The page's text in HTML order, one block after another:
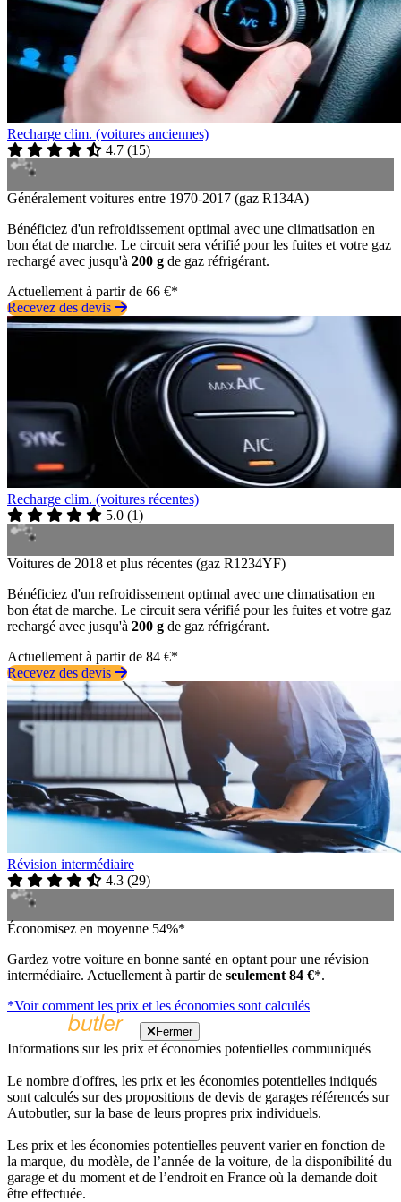
Recharge clim. (voitures anciennes)
4.7 (15)
Généralement voitures entre 1970-2017 (gaz R134A)
Bénéficiez d'un refroidissement optimal avec une climatisation en
bon état de marche. Le circuit sera vérifié pour les fuites et votre gaz
rechargé avec jusqu'à 200 g de gaz réfrigérant.
Actuellement à partir de 66 €*
Recevez des devis
Recharge clim. (voitures récentes)
5.0 (1)
Voitures de 2018 et plus récentes (gaz R1234YF)
Bénéficiez d'un refroidissement optimal avec une climatisation en
bon état de marche. Le circuit sera vérifié pour les fuites et votre gaz
rechargé avec jusqu'à 200 g de gaz réfrigérant.
Actuellement à partir de 84 €*
Recevez des devis
Révision intermédiaire
4.3 (29)
Économisez en moyenne 54%*
Gardez votre voiture en bonne santé en optant pour une révision
intermédiaire. Actuellement à partir de seulement 84 €*.
*Voir comment les prix et les économies sont calculés
Fermer
Informations sur les prix et économies potentielles communiqués
Le nombre d'offres, les prix et les économies potentielles indiqués
sont calculés sur des propositions de devis de garages référencés sur
Autobutler, sur la base de leurs propres prix individuels.
Les prix et les économies potentielles peuvent varier en fonction de
la marque, du modèle, de l’année de la voiture, de la disponibilité du
garage et du moment et de l’endroit en France où la demande doit
être effectuée.